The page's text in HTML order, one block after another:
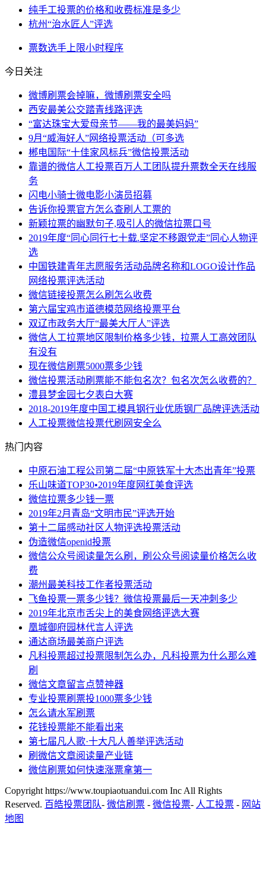
纯手工投票的价格和收费标准是多少
杭州“治水匠人”评选
票数选手 上限小时程序
今日关注
微博刷票会掉嘛，微博刷票安全吗
西安最美公交踏青线路评选
“富达珠宝大爱母亲节——我的最美妈妈”
9月“威海好人”网络投票活动（可多选
郴电国际“十佳家风标兵”微信投票活动
靠谱的微信人工投票百万人工团队提升票数全天在线服
务
闪电小骑士微电影小演员招募
告诉你投票官方怎么查刷人工票的
新颖拉票的幽默句子,吸引人的微信拉票口号
2019年度“同心同行七十载.坚定不移跟党走”同心人物评
选
中国铁建青年志愿服务活动品牌名称和LOGO设计作品
网络投票评选活动
微信链接投票怎么刷怎么收费
第六届宝鸡市道德模范网络投票平台
双辽市政务大厅“最美大厅人”评选
微信人工拉票地区限制价格多少钱，拉票人工高效团队
有没有
现在微信刷票5000票多少钱
微信投票活动刷票能不能包名次？包名次怎么收费的？
澧县梦金园七夕表白大赛
2018-2019年度中国工模具钢行业优质钢厂品牌评选活动
人工投票微信投票代刷网安全么
热门内容
中原石油工程公司第二届“中原铁军十大杰出青年”投票
乐山味道TOP30•2019年度网红美食评选
微信拉票多少钱一票
2019年2月青岛“文明市民”评选开始
第十二届感动社区人物评选投票活动
伪造微信openid投票
微信公众号阅读量怎么刷，刷公众号阅读量价格怎么收
费
潮州最美科技工作者投票活动
飞鱼投票一票多少钱？微信投票最后一天冲刺多少
2019年北京市舌尖上的美食网络评选大赛
凰城御府园林代言人评选
通达商场最美商户评选
凡科投票超过投票限制怎么办，凡科投票为什么那么难
刷
微信文章留言点赞神器
专业投票刷票投1000票多少钱
怎么请水军刷票
花钱投票能不能看出来
第七届凡人歌·十大凡人善举评选活动
刷微信文章阅读量产业链
微信刷票如何快速涨票拿第一
Copyright https://www.toupiaotuandui.com Inc All Rights
Reserved. 百皓投票团队- 微信刷票 - 微信投票- 人工投票 - 网站
地图